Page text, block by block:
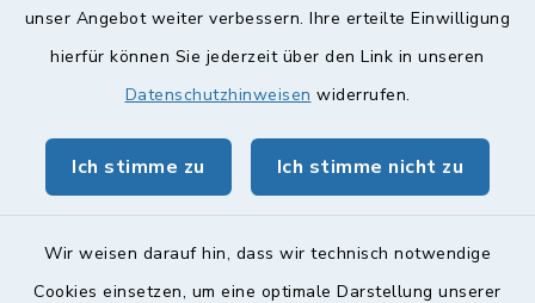
unser Angebot weiter verbessern. Ihre erteilte Einwilligung
hierfür können Sie jederzeit über den Link in unseren
Datenschutzhinweisen widerrufen.
Ich stimme zu Ich stimme nicht zu
Wir weisen darauf hin, dass wir technisch notwendige
Cookies einsetzen, um eine optimale Darstellung unserer
Quicklinks
Landkreis Lichtenfels
geoPortal Lichtenfels